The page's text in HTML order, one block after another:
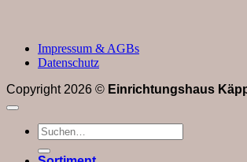
Impressum & AGBs
Datenschutz
Copyright 2026 © Einrichtungshaus
Suchen
nach: